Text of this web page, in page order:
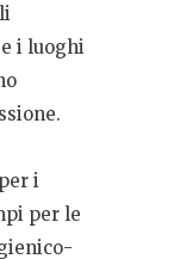
i luoghi
i
per le